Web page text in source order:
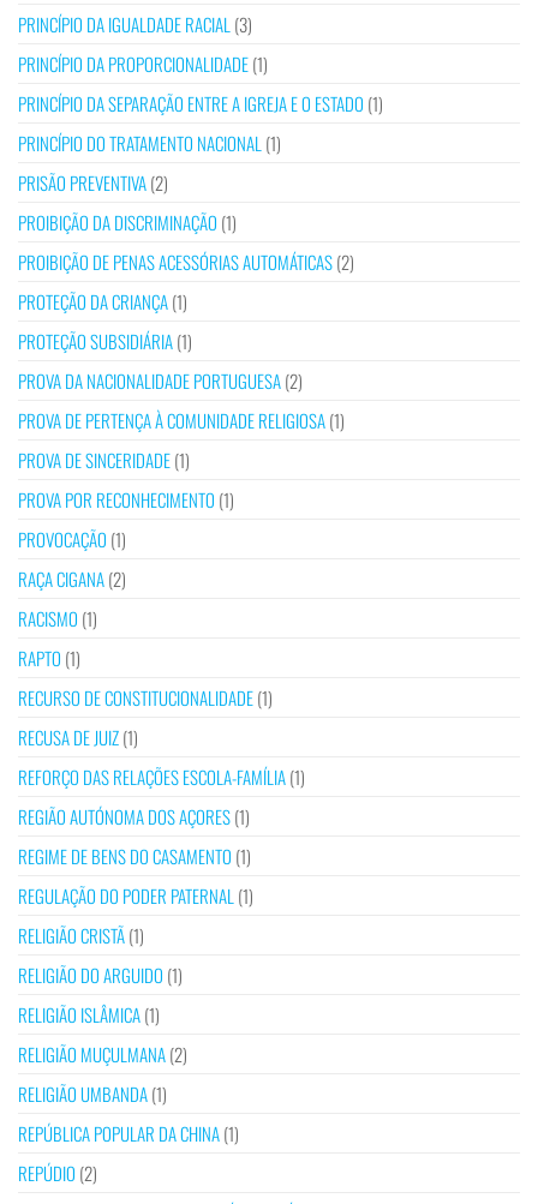
PRINCÍPIO DA IGUALDADE RACIAL (3)
PRINCÍPIO DA PROPORCIONALIDADE(1)
PRINCÍPIO DA SEPARAÇÃO ENTRE A IGREJA E O ESTADO (1)
PRINCÍPIO DO TRATAMENTO NACIONAL (1)
PRISÃO PREVENTIVA(2)
PROIBIÇÃO DA DISCRIMINAÇÃO (1)
PROIBIÇÃO DE PENAS ACESSÓRIAS AUTOMÁTICAS(2)
PROTEÇÃO DA CRIANÇA(1)
PROTEÇÃO SUBSIDIÁRIA(1)
PROVA DA NACIONALIDADE PORTUGUESA(2)
PROVA DE PERTENÇA À COMUNIDADE RELIGIOSA(1)
PROVA DE SINCERIDADE(1)
PROVA POR RECONHECIMENTO (1)
PROVOCAÇÃO (1)
RAÇA CIGANA(2)
RACISMO (1)
RAPTO (1)
RECURSO DE CONSTITUCIONALIDADE(1)
RECUSA DE JUIZ(1)
REFORÇO DAS RELAÇÕES ESCOLA-FAMÍLIA(1)
REGIÃO AUTÓNOMA DOS AÇORES(1)
REGIME DE BENS DO CASAMENTO (1)
REGULAÇÃO DO PODER PATERNAL (1)
RELIGIÃO CRISTÃ(1)
RELIGIÃO DO ARGUIDO (1)
RELIGIÃO ISLÂMICA(1)
RELIGIÃO MUÇULMANA(2)
RELIGIÃO UMBANDA(1)
REPÚBLICA POPULAR DA CHINA(1)
REPÚDIO (2)